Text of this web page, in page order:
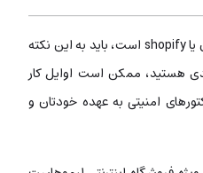
اما حالا که بحث مقایسه‌ ووکامرس یا shopify است، باید به این نکته‌
هستید، ممکن است اوایل کار
امنیتی به عهده‌ خودتان و